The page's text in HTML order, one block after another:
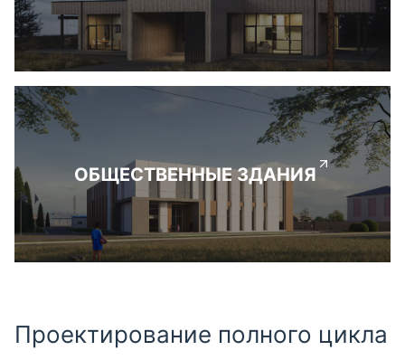
ОБЩЕСТВЕННЫЕ ЗДАНИЯ
Проектирование полного цикла